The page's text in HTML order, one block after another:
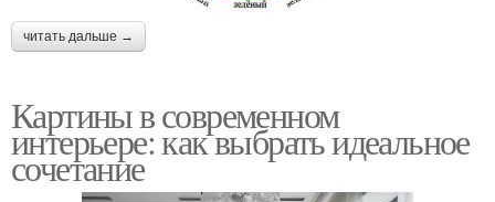
читать дальше →
Картины в современном
интерьере: как выбрать идеальное
сочетание